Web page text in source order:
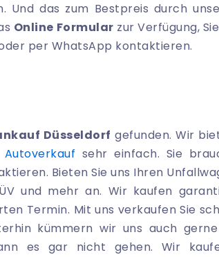
Und das zum Bestpreis durch
Online Formular zur Verfügung,
per WhatsApp kontaktieren.
Düsseldorf gefunden. Wir
Autoverkauf sehr einfach. Sie
Bieten Sie uns Ihren
und mehr an. Wir kaufen
Termin. Mit uns verkaufen Sie
kümmern wir uns auch
es gar nicht gehen. Wir